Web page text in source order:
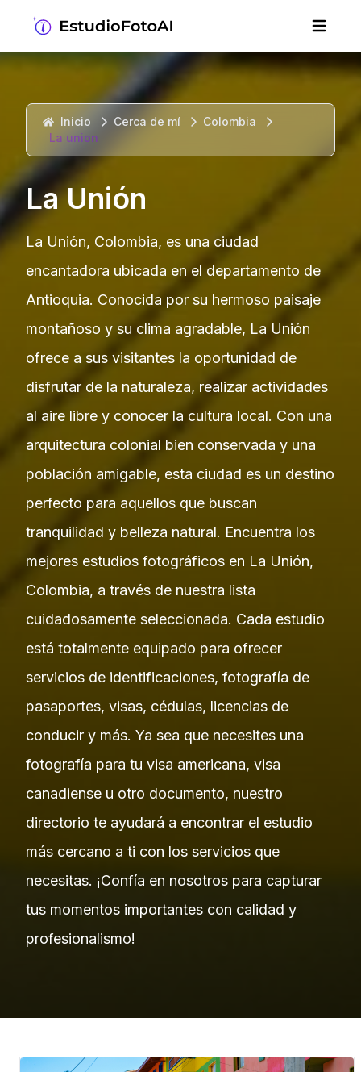
Inicio Cerca de mí
Colombia
La union
La Unión
La Unión, Colombia, es una ciudad
encantadora ubicada en el departamento de
Antioquia. Conocida por su hermoso paisaje
montañoso y su clima agradable, La Unión
ofrece a sus visitantes la oportunidad de
disfrutar de la naturaleza, realizar actividades
al aire libre y conocer la cultura local. Con una
arquitectura colonial bien conservada y una
población amigable, esta ciudad es un destino
perfecto para aquellos que buscan
tranquilidad y belleza natural. Encuentra los
mejores estudios fotográficos en La Unión,
Colombia, a través de nuestra lista
cuidadosamente seleccionada. Cada estudio
está totalmente equipado para ofrecer
servicios de identificaciones, fotografía de
pasaportes, visas, cédulas, licencias de
conducir y más. Ya sea que necesites una
fotografía para tu visa americana, visa
canadiense u otro documento, nuestro
directorio te ayudará a encontrar el estudio
más cercano a ti con los servicios que
necesitas. ¡Confía en nosotros para capturar
tus momentos importantes con calidad y
profesionalismo!